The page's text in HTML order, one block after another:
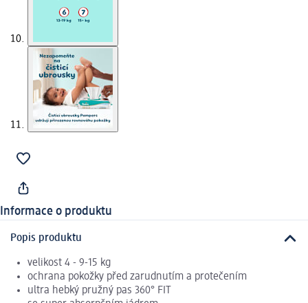
Informace o produktu
Popis produktu
velikost 4 - 9-15 kg
ochrana pokožky před zarudnutím a protečením
ultra hebký pružný pas 360° FIT